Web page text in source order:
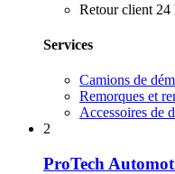
Retour client 24
Services
Camions de
Remorques et
Accessoires de
2
ProTech